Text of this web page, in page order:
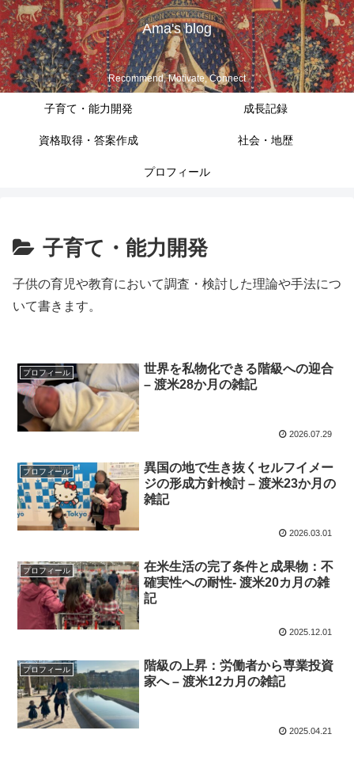
Ama's blog
Recommend, Motivate, Connect
子育て・能力開発 成長記録
資格取得・答案作成 社会・地歴
プロフィール
子育て・能力開発
子供の育児や教育において調査・検討した理論や手法につ
いて書きます。
プロフィール
世界を私物化できる階級への迎合
– 渡米28か月の雑記
2026.07.29
プロフィール
異国の地で生き抜くセルフイメー
ジの形成方針検討 – 渡米23か月の
雑記
2026.03.01
プロフィール
在米生活の完了条件と成果物：不
確実性への耐性- 渡米20カ月の雑
記
2025.12.01
プロフィール
階級の上昇：労働者から専業投資
家へ – 渡米12カ月の雑記
2025.04.21